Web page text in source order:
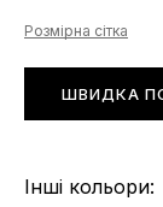
Розмірна сітка
ШВИДКА
Інші кольори: